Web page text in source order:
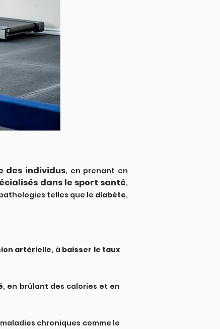
des individus, en prenant en
dans le sport santé,
telles que le diabète,
artérielle, à baisser le taux
, en brûlant des calories et en
chroniques comme le